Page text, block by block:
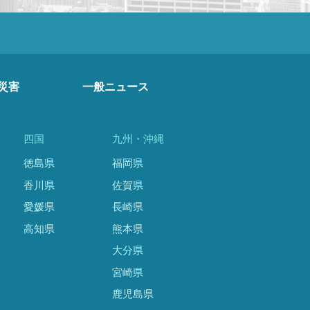
害 一般ニュース
四国
徳島県
香川県
愛媛県
高知県
九州・沖縄
福岡県
佐賀県
長崎県
熊本県
大分県
宮崎県
鹿児島県